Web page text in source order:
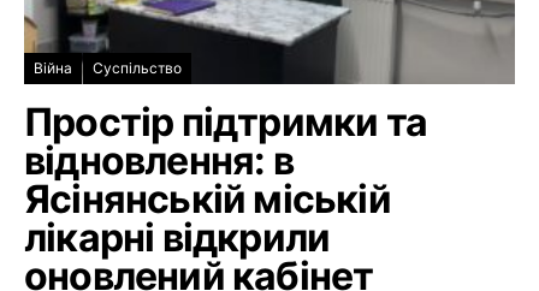
Війна Суспільство
Простір підтримки та
відновлення: в
Ясінянській міській
лікарні відкрили
оновлений кабінет